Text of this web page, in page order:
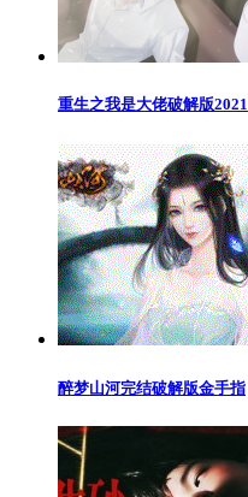
重生之我是大佬破解版2021
醉梦山河完结破解版金手指